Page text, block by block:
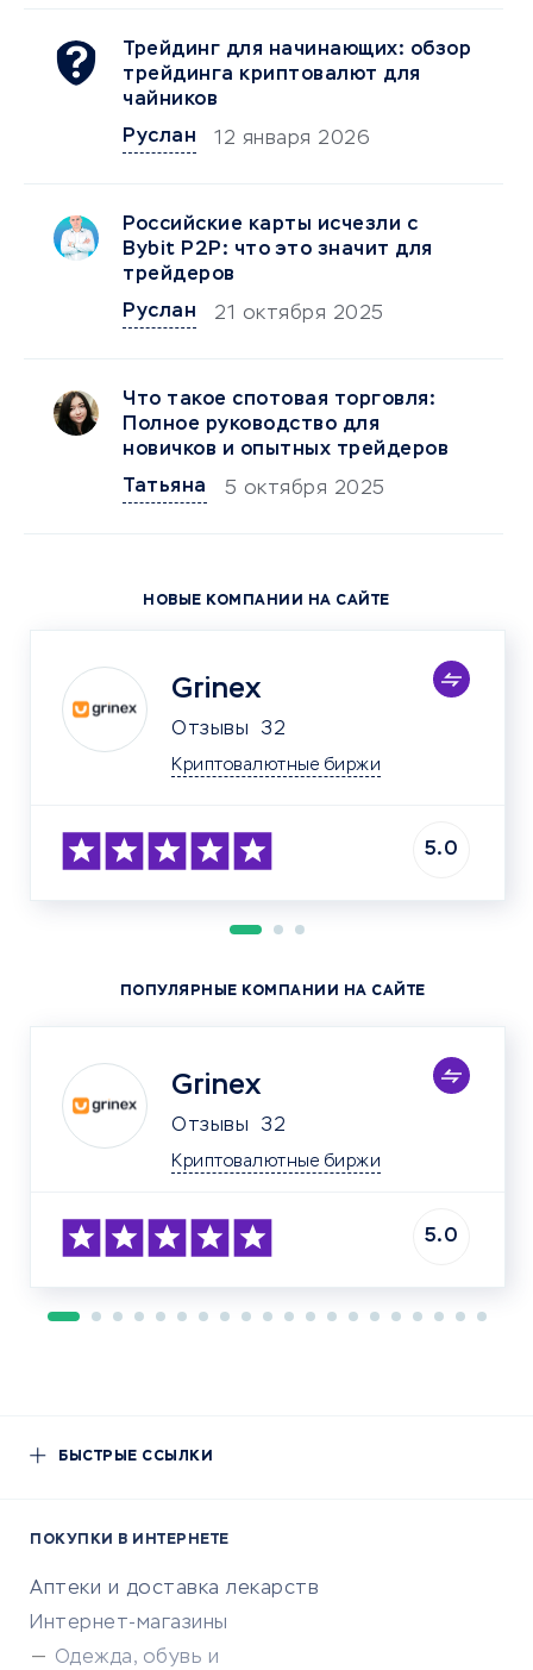
Трейдинг для начинающих: обзор
трейдинга криптовалют для
чайников
Руслан
12 января 2026
Российские карты исчезли с
Bybit P2P: что это значит для
трейдеров
Руслан
21 октября 2025
Что такое спотовая торговля:
Полное руководство для
новичков и опытных трейдеров
Татьяна
5 октября 2025
НОВЫЕ КОМПАНИИ НА САЙТЕ
Grinex
Отзывы 32
Криптовалютные биржи
5.0
ПОПУЛЯРНЫЕ КОМПАНИИ НА САЙТЕ
Grinex
Отзывы 32
Криптовалютные биржи
5.0
БЫСТРЫЕ ССЫЛКИ
ПОКУПКИ В ИНТЕРНЕТЕ
Аптеки и доставка лекарств
Интернет-магазины
Одежда, обувь и